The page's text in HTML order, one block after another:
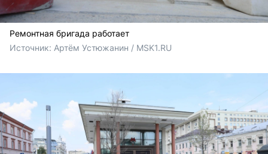
Ремонтная бригада работает
Источник: Артём Устюжанин / MSK1.RU